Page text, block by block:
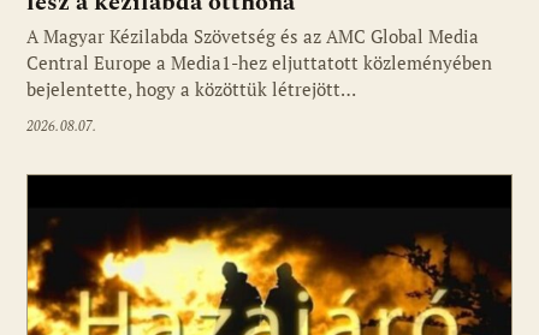
Fotó: media1.hu
A Magyar Kézilabda Szövetség és az AMC Global Media
Central Europe a Media1-hez eljuttatott közleményében
bejelentette, hogy a közöttük létrejött…
2026.08.07.